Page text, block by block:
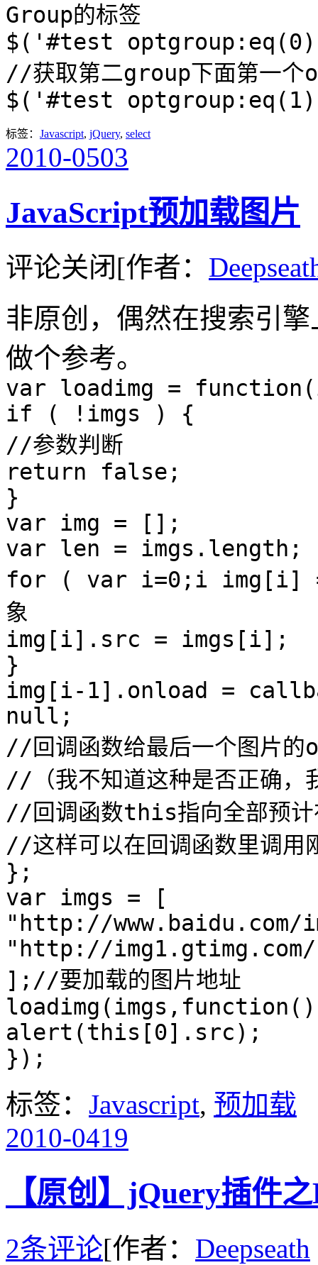
Group的标签
$('#test
//获取第二group下面第一
$('#test
标签： Javascript, jQuery, select
2010-0503
JavaScript预加载图片
评论关闭[作者：
非原创，偶然在搜索引
做个参考。
var loadimg =
if ( !imgs ) {
//参数判断
return false;
}
var img = [];
var len = imgs.length;
for ( var i=0;i img[i] =
象
img[i].src = imgs[i];
}
img[i-1].onload =
null;
//回调函数给最后一个图片的
//（我不知道这种是否正确
//回调函数this指向全部预计
//这样可以在回调函数里调用
};
var imgs = [
"http://
"http://img1.gtimg.com/
];//要加载的图片地址
alert(this[0].src);
});
标签： Javascript, 预加载
2010-0419
【原创】jQuery插件
2条评论[作者： Deepseath